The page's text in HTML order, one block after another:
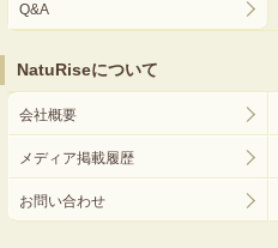
Q&A
NatuRiseについて
会社概要
メディア掲載履歴
お問い合わせ